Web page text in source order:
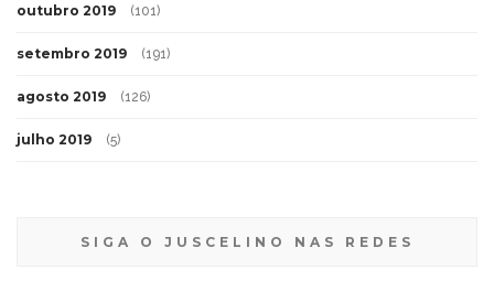
outubro 2019 (101)
setembro 2019 (191)
agosto 2019 (126)
julho 2019 (5)
SIGA O JUSCELINO NAS REDES